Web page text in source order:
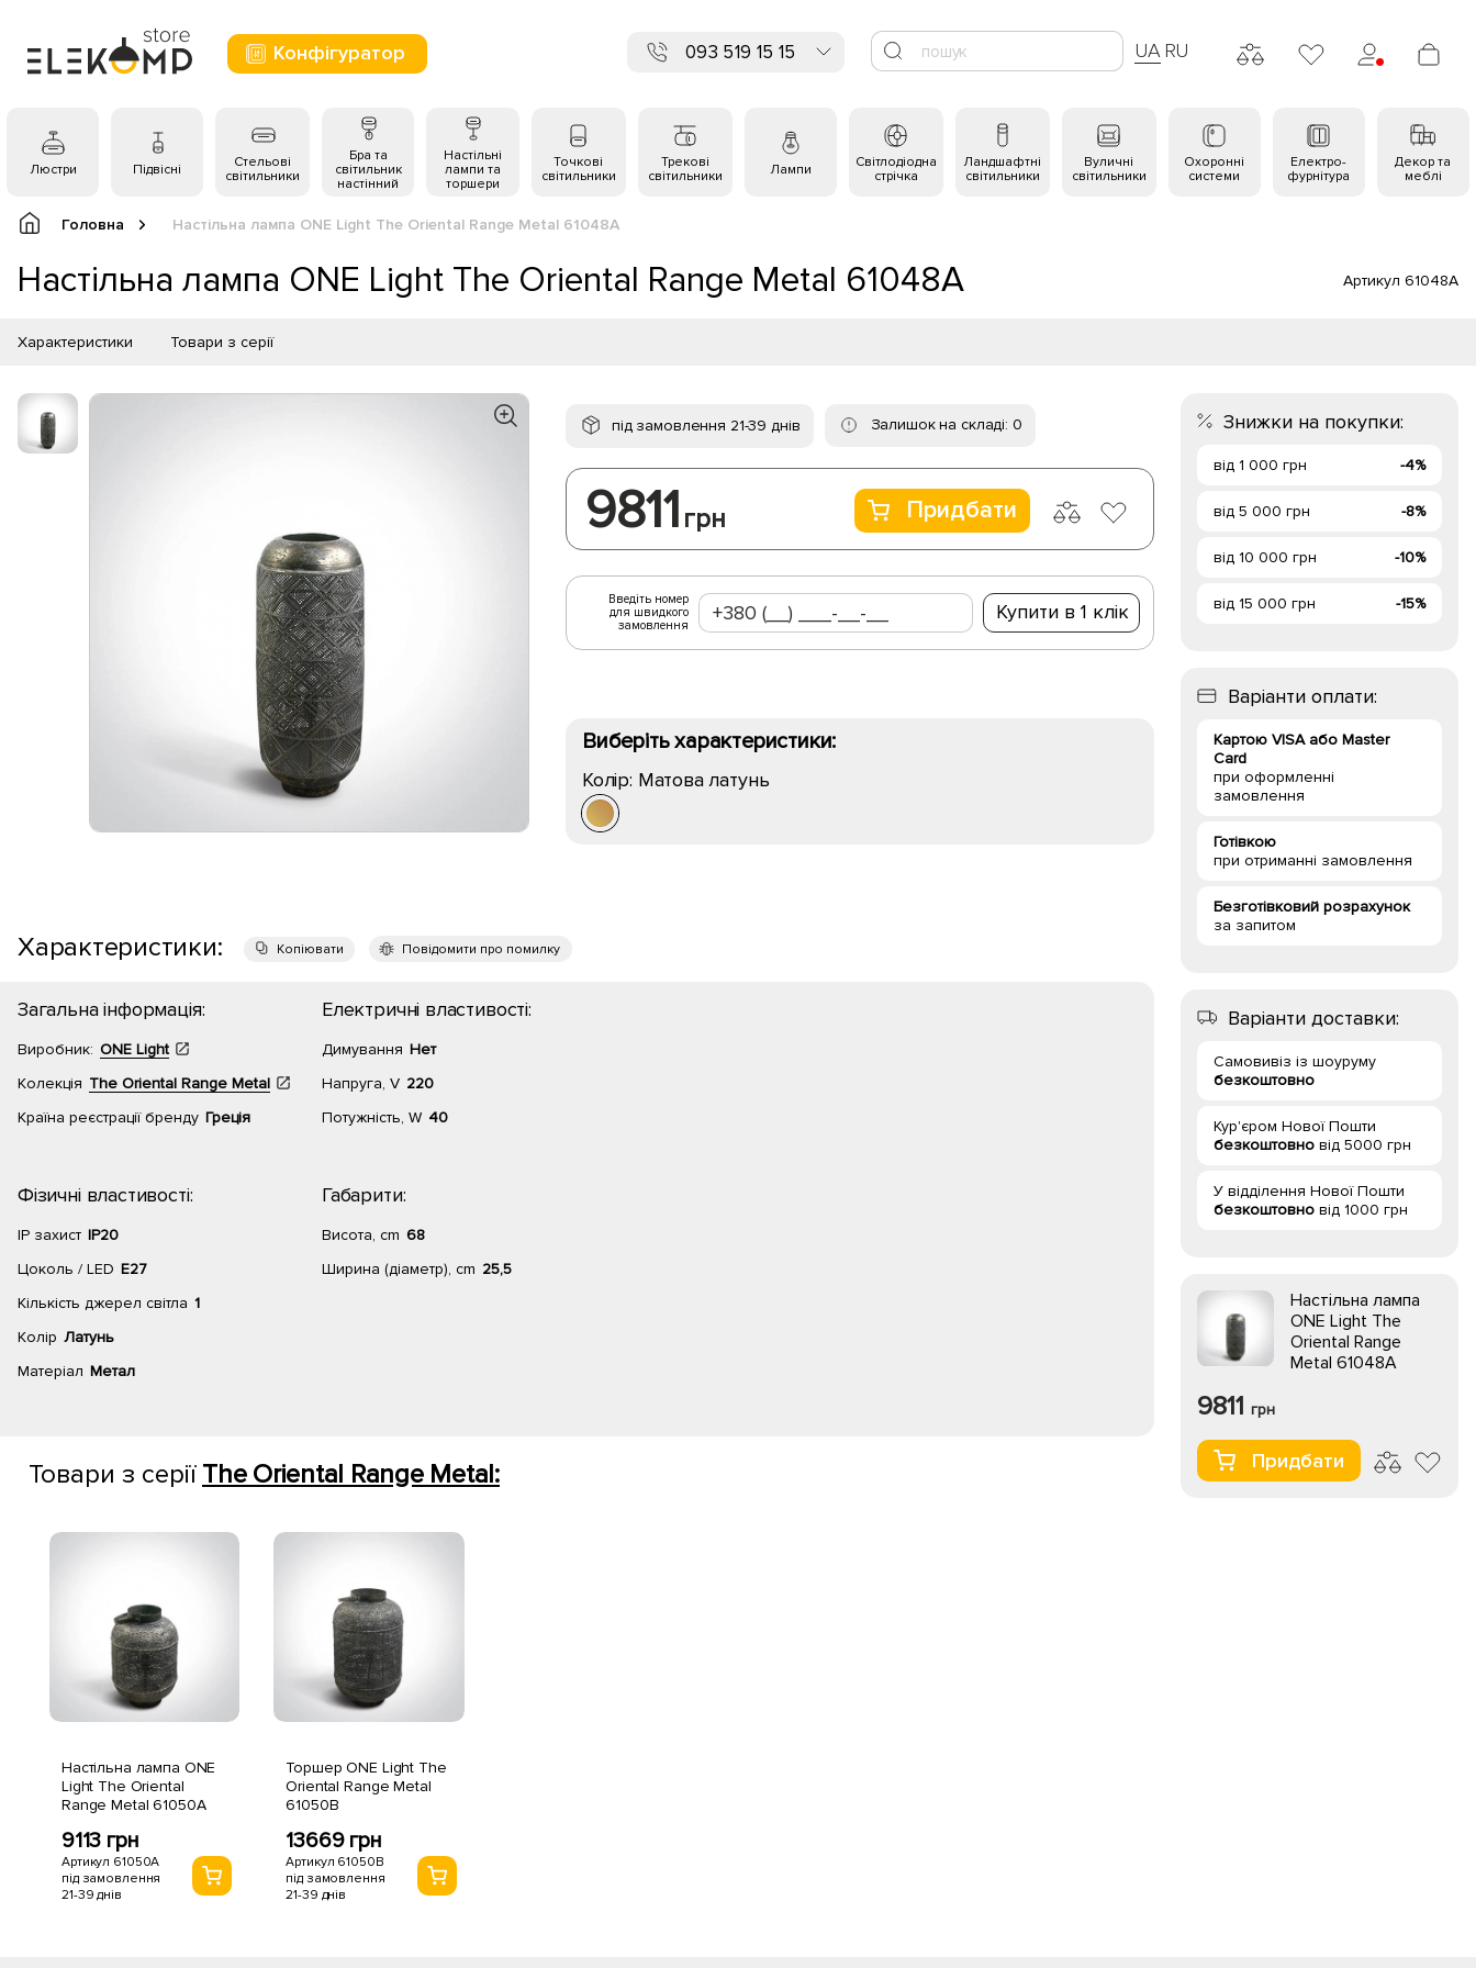
Конфігуратор 093 519 15 15 UA RU
Люстри Підвісні
Стельові
світильники
Бра та
світильник
настінний
Настільні
лампи та
торшери
Точкові
світильники
Трекові
світильники
Лампи
Світлодіодна
стрічка
Ландшафтні
світильники
Вуличні
світильники
Охоронні
системи
Електро-
фурнітура
Декор та
меблі
Головна Настільна лампа ONE Light The Oriental Range Metal 61048A
Настільна лампа ONE Light The Oriental Range Metal 61048A Артикул 61048A
Характеристики Товари з серії
під замовлення 21-39 днів Залишок на складі: 0
9811 грн Придбати
Введіть номер
для швидкого
замовлення
Купити в 1 клік
Виберіть характеристики:
Колір: Матова латунь
Характеристики: Копіювати Повідомити про помилку
Загальна інформація:
Виробник: ONE Light
Колекція The Oriental Range Metal
Країна реєстрації бренду Греція
Фізичні властивості:
IP захист IP20
Цоколь / LED E27
Кількість джерел світла 1
Колір Латунь
Матеріал Метал
Електричні властивості:
Димування Нет
Напруга, V 220
Потужність, W 40
Габарити:
Висота, cm 68
Ширина (діаметр), cm 25,5
Товари з серії The Oriental Range Metal:
Настільна лампа ONE
Light The Oriental
Range Metal 61050A
9113 грн
Артикул 61050A
під замовлення
21-39 днів
Торшер ONE Light The
Oriental Range Metal
61050B
13669 грн
Артикул 61050B
під замовлення
21-39 днів
Знижки на покупки:
від 1 000 грн -4%
від 5 000 грн -8%
від 10 000 грн -10%
від 15 000 грн -15%
Варіанти оплати:
Картою VISA або Master
Card
при оформленні
замовлення
Готівкою
при отриманні замовлення
Безготівковий розрахунок
за запитом
Варіанти доставки:
Самовивіз із шоуруму
безкоштовно
Кур'єром Нової Пошти
безкоштовно від 5000 грн
У відділення Нової Пошти
безкоштовно від 1000 грн
Настільна лампа
ONE Light The
Oriental Range
Metal 61048A
9811 грн
Придбати